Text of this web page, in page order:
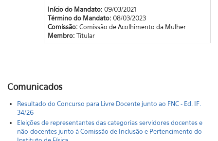
Início do Mandato: 09/03/2021
Término do Mandato: 08/03/2023
Comissão: Comissão de Acolhimento da Mulher
Membro: Titular
Comunicados
Resultado do Concurso para Livre Docente junto ao FNC - Ed. IF.
34/26
Eleições de representantes das categorias servidores docentes e
não-docentes junto à Comissão de Inclusão e Pertencimento do